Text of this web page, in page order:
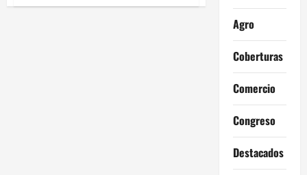
Enrique
Agro
Coberturas
Comercio
Congreso
Destacados